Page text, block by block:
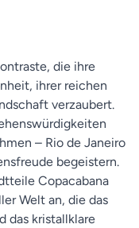
die ihre
ihrer reichen
verzaubert.
– Rio de Janeiro
begeistern.
Copacabana
Welt an, die das
das kristallklare